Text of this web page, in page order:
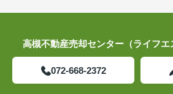
高槻不動産売却センター（ライフエ
072-668-2372